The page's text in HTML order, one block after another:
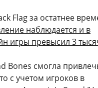
Flag за остатнее
наблюдается и в
игры превысил 3
Bones смогла
с учетом игроков в